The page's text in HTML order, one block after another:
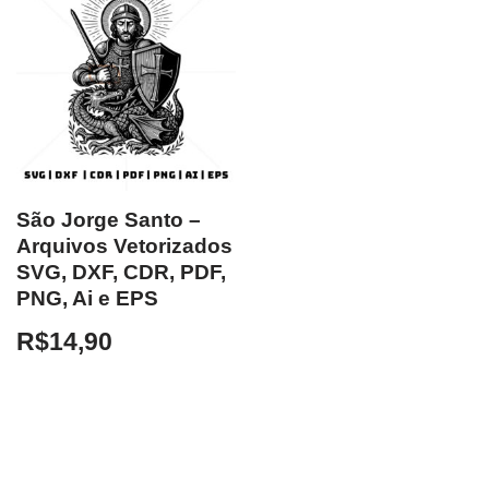
São Jorge Santo –
Arquivos Vetorizados
SVG, DXF, CDR, PDF,
PNG, Ai e EPS
R$14,90